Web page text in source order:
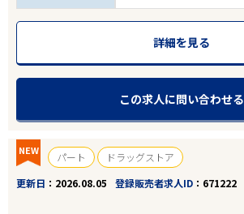
詳細を見る
この求人に問い合わせる
NEW パート
ドラッグストア
更新日
2026.08.05 登録販売者求人ID 671222